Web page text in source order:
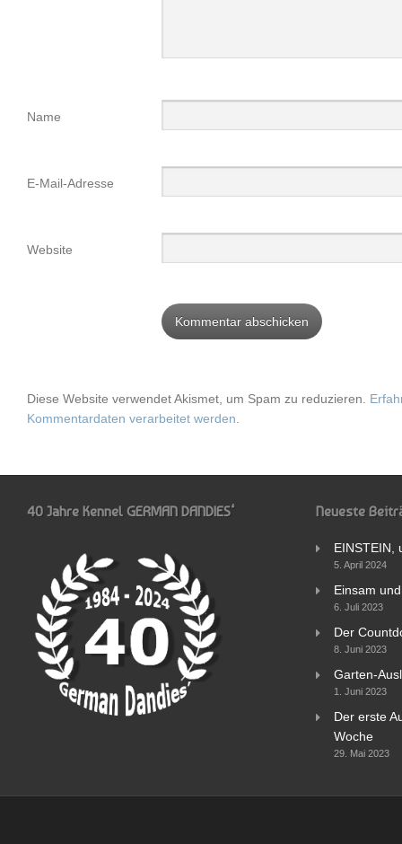
Name
E-Mail-Adresse
Website
Diese Website verwendet Akismet, um Spam zu reduzieren.
Kommentardaten verarbeitet werden
40 Jahre Kennel GERMAN DANDIES‘ Neueste
EINSTEIN,
5. April 2024
Einsam
6. Juli 2023
Der
8. Juni 2023
Garten-
1. Juni 2023
Der erste
Woche
29. Mai 2023